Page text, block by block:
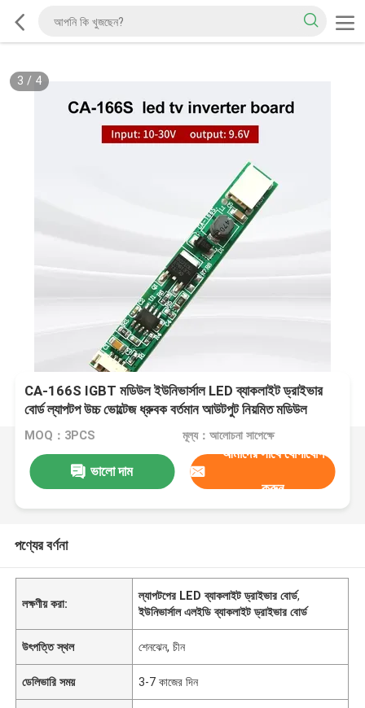
3 / 4
CA-166S IGBT মডিউল ইউনিভার্সাল LED ব্যাকলাইট ড্রাইভার
বোর্ড ল্যাপটপ উচ্চ ভোল্টেজ ধ্রুবক বর্তমান আউটপুট নিয়মিত মডিউল
MOQ：3PCS মূল্য：আলোচনা সাপেক্ষে
ভালো দাম
আমাদের সাথে যোগাযোগ
করুন
পণ্যের বর্ণনা
লক্ষণীয় করা:
ল্যাপটপের LED ব্যাকলাইট ড্রাইভার বোর্ড,
ইউনিভার্সাল এলইডি ব্যাকলাইট ড্রাইভার বোর্ড
উৎপত্তি স্থল শেনঝেন, চীন
ডেলিভারি সময় 3-7 কাজের দিন